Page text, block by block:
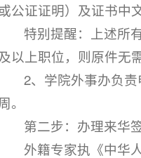
公证证明）及证书中
特别提醒：上述所
以上职位，则原件无
2、学院外事办负
。
第二步：办理来华
外籍专家执《中华